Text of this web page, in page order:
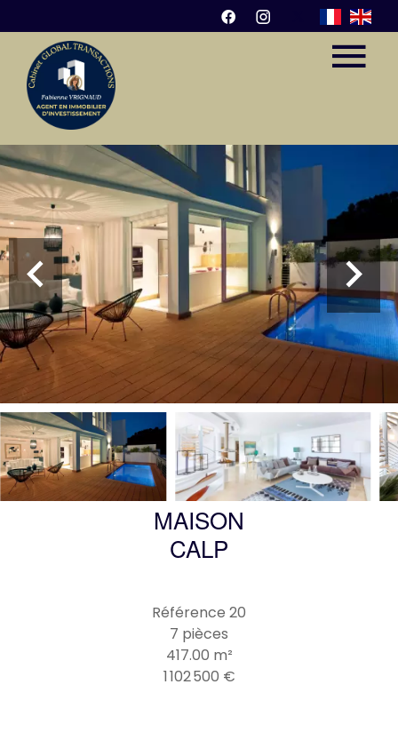
MAISON
CALP
Référence 20
7 pièces
417.00 m²
1 102 500 €